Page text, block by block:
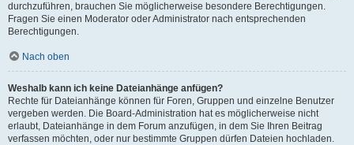
durchzuführen, brauchen Sie möglicherweise besondere Berechtigungen.
Fragen Sie einen Moderator oder Administrator nach entsprechenden
Berechtigungen.
Nach oben
Weshalb kann ich keine Dateianhänge anfügen?
Rechte für Dateianhänge können für Foren, Gruppen und einzelne Benutzer
vergeben werden. Die Board-Administration hat es möglicherweise nicht
erlaubt, Dateianhänge in dem Forum anzufügen, in dem Sie Ihren Beitrag
verfassen möchten, oder nur bestimmte Gruppen dürfen Dateien hochladen.